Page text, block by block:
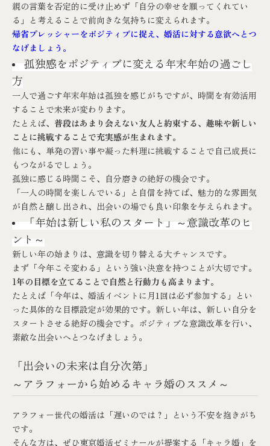
親の言葉を否定的に受け止めず「自分の幸せを願ってくれてい
る」と考えることで前向きな気持ちに変えられます。
帰省プレッシャーをポジティブに捉え、婚活に対する意欲へとつ
なげましょう。
孤独感をポジティブに変える年末年始の過ごし
方
一人で過ごす年末年始は孤独を感じがちですが、時間を有効活用
することで未来が変わります。
たとえば、 普段はあまり会えない友人と約束する、趣味や新しい
ことに挑戦することで充実感が生まれます。
他にも、単発の習い事や凝った料理に挑戦することで自己成長に
もつながるでしょう。
孤独に感じる時間こそ、自分磨きの絶好の機会です。
「一人の時間を楽しんでいる」と自信を持てば、魅力的な雰囲気
が自然と醸し出され、出会いの場でも良い印象を与えられます。
「年始は新しい私のスタート」～意識改革のヒ
ント～
新しい年の始まりは、意識を切り替える大チャンスです。
まず「今年こそ変わる」という強い決意を持つことが大切です。
1年の目標を立てることで自然と行動力も高まります。
たとえば「今年は、婚活イベントに月1回は必ず参加する」とい
った具体的な目標設定が効果的です。新しい年は、新しい自分を
スタートさせる絶好の機会です。ポジティブな意識改革を行い、
素敵な出会いへとつなげましょう。
「出会いの未来は自分次第」
～アラフォーから始めるキャラ婚のススメ～
アラフォー世代の婚活は「遅いのでは？」という不安を抱きがち
です。
そんな方は、ぜひ東京婚活ゼミナールが提案する「キャラ婚」を